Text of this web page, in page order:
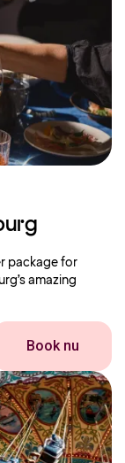
package for
amazing
Book nu